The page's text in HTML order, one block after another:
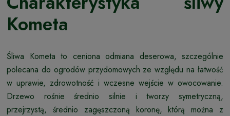
Kometa
Śliwa Kometa to ceniona odmiana deserowa, szczególnie
polecana do ogrodów przydomowych ze względu na łatwość
w uprawie, zdrowotność i wczesne wejście w owocowanie.
Drzewo rośnie średnio silnie i tworzy symetryczną,
przejrzystą, średnio zagęszczoną koronę, którą można z